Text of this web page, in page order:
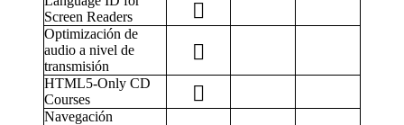
Screen Readers
Optimización de
audio a nivel de
transmisión
HTML5-Only CD
Courses
Navegación